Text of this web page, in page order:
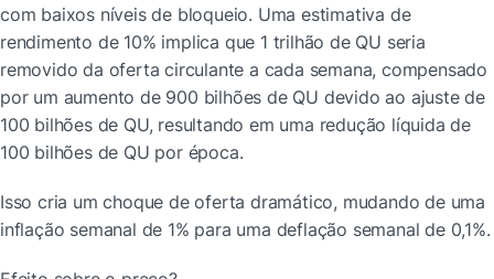
com baixos níveis de bloqueio. Uma estimativa de
rendimento de 10% implica que 1 trilhão de QU seria
removido da oferta circulante a cada semana, compensado
por um aumento de 900 bilhões de QU devido ao ajuste de
100 bilhões de QU, resultando em uma redução líquida de
100 bilhões de QU por época.
Isso cria um choque de oferta dramático, mudando de uma
inflação semanal de 1% para uma deflação semanal de 0,1%.